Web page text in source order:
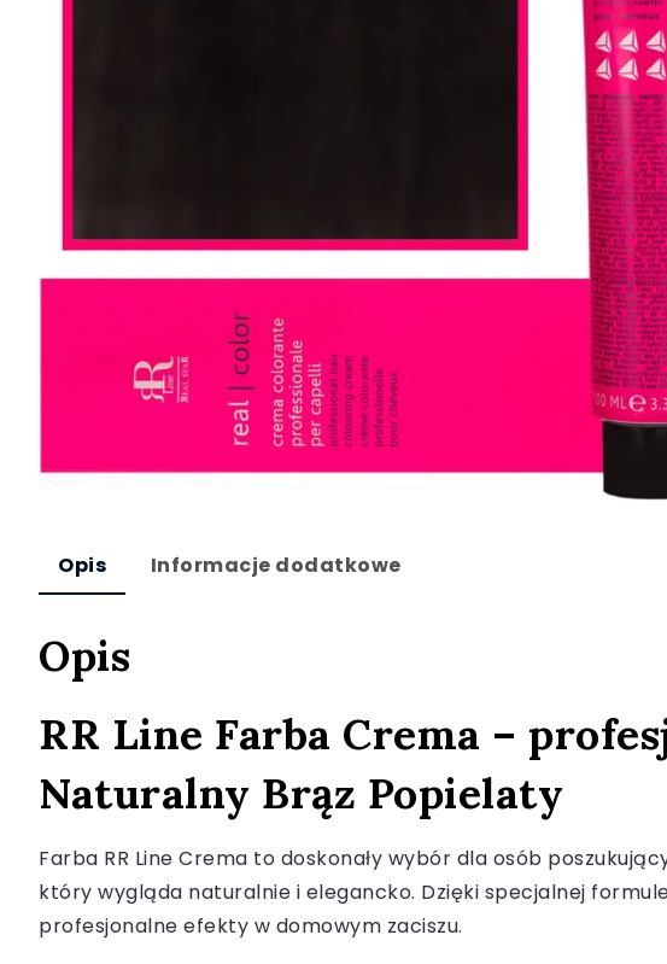
Opis Informacje dodatkowe
Opis
RR Line Farba Crema –
Naturalny Brąz Popielaty
Farba RR Line Crema to doskonały wybór dla osób
który wygląda naturalnie i elegancko. Dzięki specjalnej
profesjonalne efekty w domowym zaciszu.